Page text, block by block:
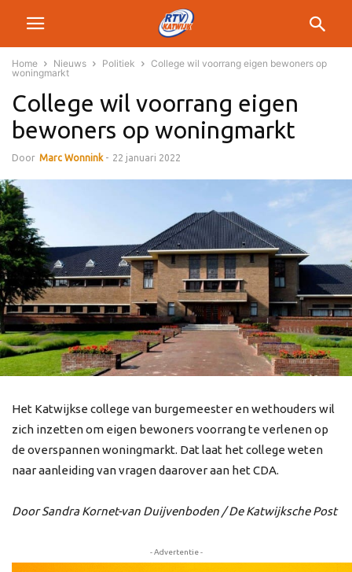
Home Nieuws Politiek
College wil voorrang eigen bewoners op
woningmarkt
College wil voorrang eigen
bewoners op woningmarkt
Door Marc Wonnink - 22 januari 2022
Het Katwijkse college van burgemeester en wethouders wil
zich inzetten om eigen bewoners voorrang te verlenen op
de overspannen woningmarkt. Dat laat het college weten
naar aanleiding van vragen daarover aan het CDA.
Door Sandra Kornet-van Duijvenboden / De Katwijksche Post
- Advertentie -